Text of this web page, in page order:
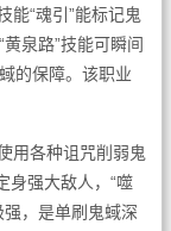
能“魂引”能标记鬼
泉路”技能可瞬间
的保障。该职业
用各种诅咒削弱鬼
身强大敌人，“噬
，是单刷鬼蜮深